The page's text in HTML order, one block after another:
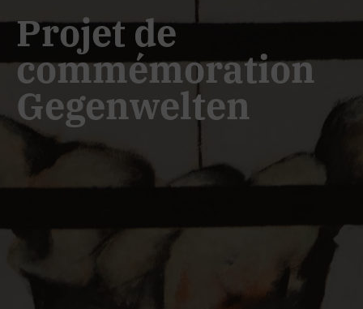
Projet de
commémoration
Gegenwelten